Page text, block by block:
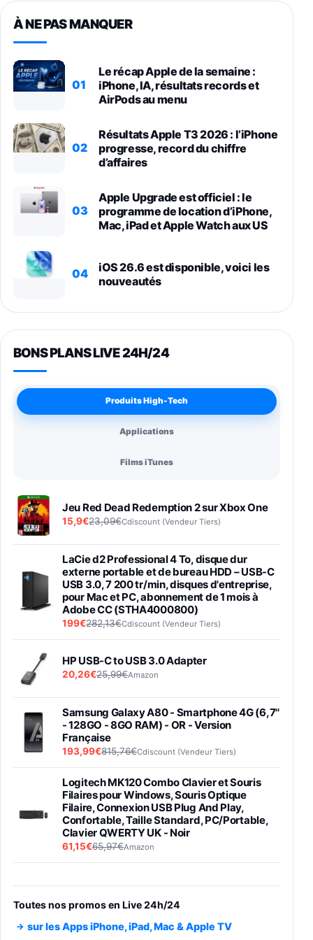
À NE PAS MANQUER
01
Le récap Apple de la semaine :
iPhone, IA, résultats records et
AirPods au menu
02
Résultats Apple T3 2026 : l’iPhone
progresse, record du chiffre
d’affaires
03
Apple Upgrade est officiel : le
programme de location d’iPhone,
Mac, iPad et Apple Watch aux US
04
iOS 26.6 est disponible, voici les
nouveautés
BONS PLANS LIVE 24H/24
Produits High-Tech
Applications
Films iTunes
Jeu Red Dead Redemption 2 sur Xbox One
15,9€23,09€Cdiscount (Vendeur Tiers)
LaCie d2 Professional 4 To, disque dur
externe portable et de bureau HDD – USB-C
USB 3.0, 7 200 tr/min, disques d'entreprise,
pour Mac et PC, abonnement de 1 mois à
Adobe CC (STHA4000800)
199€282,13€Cdiscount (Vendeur Tiers)
HP USB-C to USB 3.0 Adapter
20,26€25,99€Amazon
Samsung Galaxy A80 - Smartphone 4G (6,7''
- 128GO - 8GO RAM) - OR - Version
Française
193,99€815,76€Cdiscount (Vendeur Tiers)
Logitech MK120 Combo Clavier et Souris
Filaires pour Windows, Souris Optique
Filaire, Connexion USB Plug And Play,
Confortable, Taille Standard, PC/Portable,
Clavier QWERTY UK - Noir
61,15€65,97€Amazon
entraénement direct 3 vitesses (33-45-78
trs/min) avec pre-ampli intégré et port USB
Toutes nos promos en Live 24h/24
sur les Apps iPhone, iPad, Mac & Apple TV